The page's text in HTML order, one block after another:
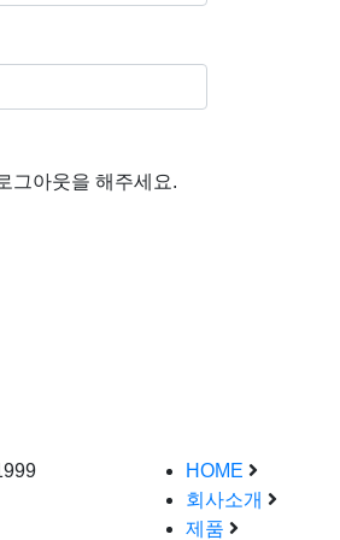
그아웃을 해주세요.
HOME
회사소개
제품